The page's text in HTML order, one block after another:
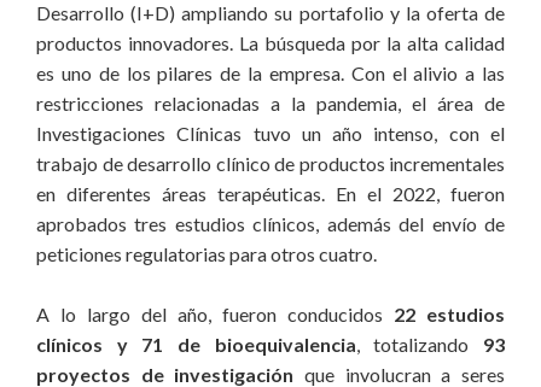
Desarrollo (I+D) ampliando su portafolio y la oferta de
productos innovadores. La búsqueda por la alta calidad
es uno de los pilares de la empresa. Con el alivio a las
restricciones relacionadas a la pandemia, el área de
Investigaciones Clínicas tuvo un año intenso, con el
trabajo de desarrollo clínico de productos incrementales
en diferentes áreas terapéuticas. En el 2022, fueron
aprobados tres estudios clínicos, además del envío de
peticiones regulatorias para otros cuatro.
A lo largo del año, fueron conducidos 22 estudios
clínicos y 71 de bioequivalencia, totalizando 93
proyectos de investigación que involucran a seres